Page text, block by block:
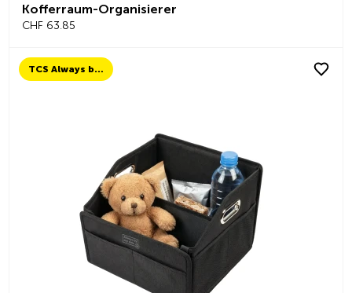
Kofferraum-Organisierer
CHF 63.85
TCS Always by my side